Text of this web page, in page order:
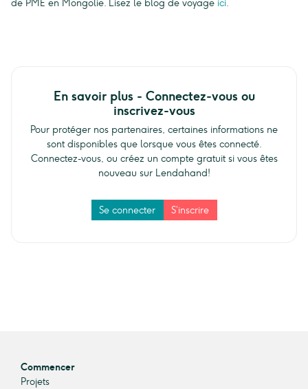
de PME en Mongolie. Lisez le blog de voyage ici.
En savoir plus - Connectez-vous ou
inscrivez-vous
Pour protéger nos partenaires, certaines informations ne
sont disponibles que lorsque vous êtes connecté.
Connectez-vous, ou créez un compte gratuit si vous êtes
nouveau sur Lendahand!
Se connecter S’inscrire
Commencer
Projets